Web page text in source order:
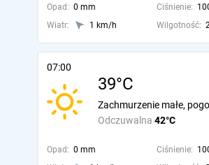
Opad: 0 mm Ciśnienie:
Wiatr:
1 km/h Wilgotność:
07:00
39°C
Odczuwalna 42°C
Zachmurzenie małe,
Opad: 0 mm Ciśnienie: